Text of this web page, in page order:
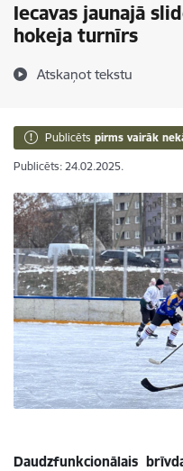
Iecavas jaunajā
hokeja turnīrs
Atskaņot tekstu
Publicēts pirms vairāk
Publicēts: 24.02.2025.
Daudzfunkcionālais